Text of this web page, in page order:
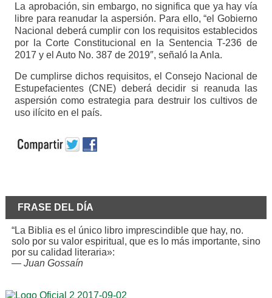
La aprobación, sin embargo, no significa que ya hay vía
libre para reanudar la aspersión. Para ello, “el Gobierno
Nacional deberá cumplir con los requisitos establecidos
por la Corte Constitucional en la Sentencia T-236 de
2017 y el Auto No. 387 de 2019″, señaló la Anla.
De cumplirse dichos requisitos, el Consejo Nacional de
Estupefacientes (CNE) deberá decidir si reanuda las
aspersión como estrategia para destruir los cultivos de
uso ilícito en el país.
FRASE DEL DÍA
“La Biblia es el único libro imprescindible que hay, no.
solo por su valor espiritual, que es lo más importante, sino
por su calidad literaria»:
— Juan Gossaín